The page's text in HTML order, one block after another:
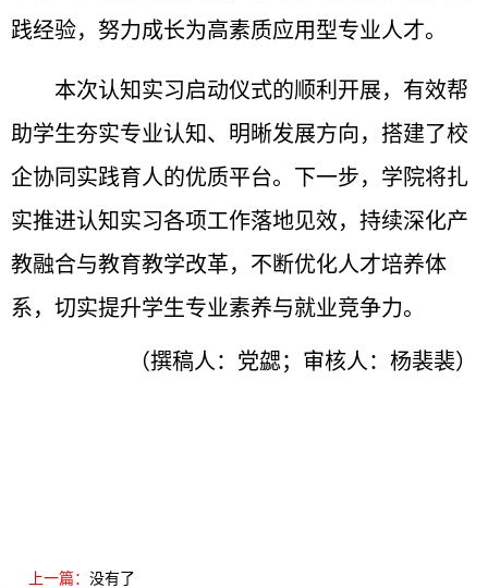
践经验，努力成长为高素质应用型专业人才。
本次认知实习启动仪式的顺利开展，有效帮
助学生夯实专业认知、明晰发展方向，搭建了校
企协同实践育人的优质平台。下一步，学院将扎
实推进认知实习各项工作落地见效，持续深化产
教融合与教育教学改革，不断优化人才培养体
系，切实提升学生专业素养与就业竞争力。
（撰稿人：党勰；审核人：杨裴裴）
上一篇： 没有了